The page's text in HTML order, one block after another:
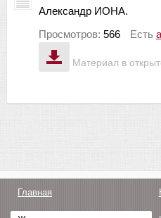
Материал в
Александр ИОНА.
Просмотров: 566 Есть
Главная